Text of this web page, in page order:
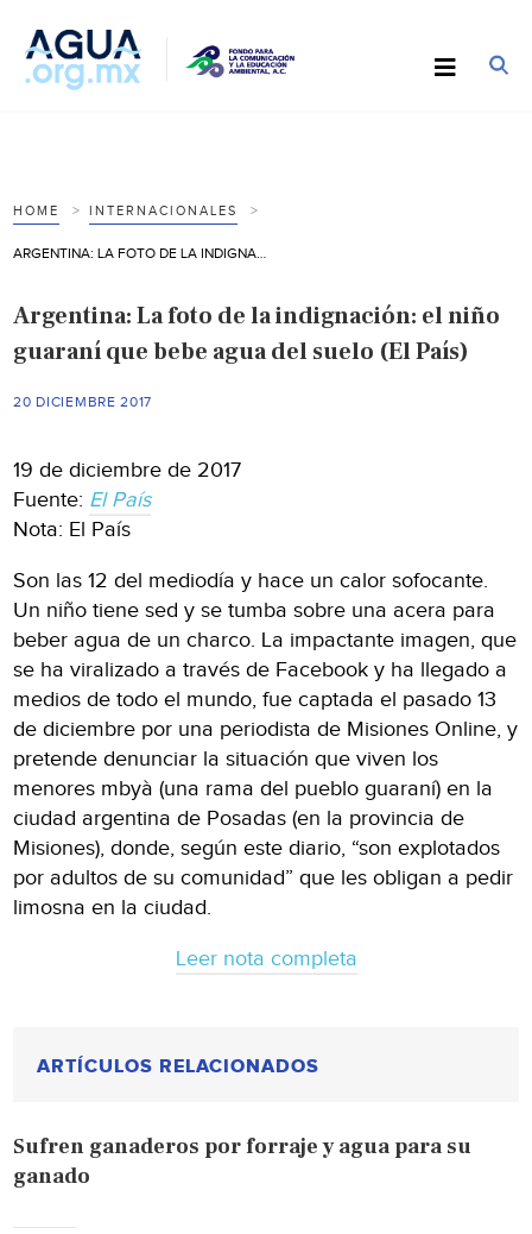
HOME INTERNACIONALES
Argentina: La foto de la indignación: el niño
guaraní que bebe agua del suelo (El País)
20 DICIEMBRE 2017
19 de diciembre de 2017
Fuente: El País
Nota: El País
Son las 12 del mediodía y hace un calor sofocante.
Un niño tiene sed y se tumba sobre una acera para
beber agua de un charco. La impactante imagen, que
se ha viralizado a través de Facebook y ha llegado a
medios de todo el mundo, fue captada el pasado 13
de diciembre por una periodista de Misiones Online, y
pretende denunciar la situación que viven los
menores mbyà (una rama del pueblo guaraní) en la
ciudad argentina de Posadas (en la provincia de
Misiones), donde, según este diario, “son explotados
por adultos de su comunidad” que les obligan a pedir
limosna en la ciudad.
Leer nota completa
ARTÍCULOS RELACIONADOS
Sufren ganaderos por forraje y agua para su
ganado